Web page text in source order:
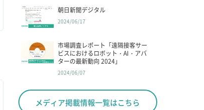
朝日新聞デジタル
2024/06/17
市場調査レポート「遠隔接客サー
ビスにおけるロボット・AI・アバ
ターの最新動向 2024」
2024/06/07
メディア掲載情報一覧はこちら